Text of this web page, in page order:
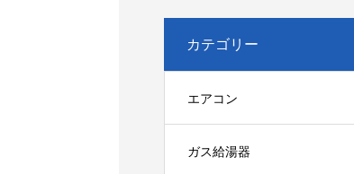
カテゴリー
エアコン
ガス給湯器